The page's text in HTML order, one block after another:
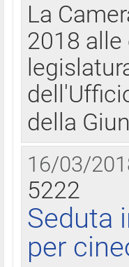
La
2018 alle
della
16/03/
5222
Seduta
per